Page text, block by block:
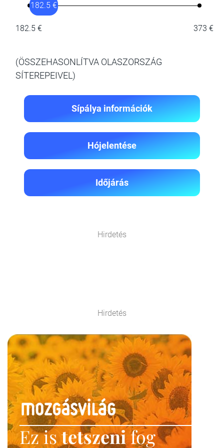
182.5 €
182.5 €
373 €
(ÖSSZEHASONLÍTVA OLASZORSZÁG
SÍTEREPEIVEL)
Sípálya információk
Hójelentése
Időjárás
Hirdetés
Hirdetés
Ez istetszenifog